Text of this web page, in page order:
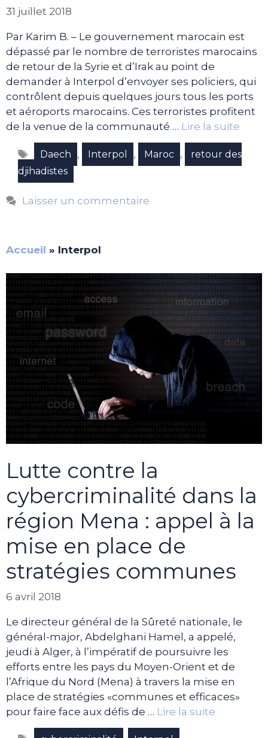
31 juillet 2018
Par Karim B. – Le gouvernement marocain est
dépassé par le nombre de terroristes marocains
de retour de la Syrie et d’Irak au point de
demander à Interpol d’envoyer ses policiers, qui
contrôlent depuis quelques jours tous les ports
et aéroports marocains. Ces terroristes profitent
de la venue de la communauté … Lire la suite
Étiquettes
Daech , Interpol , Maroc ,
retour des
djihadistes
Laisser un commentaire
Accueil » Interpol
Lutte contre la
cybercriminalité dans la
région Mena : appel à la
mise en place de
stratégies communes
6 avril 2018
Le directeur général de la Sûreté nationale, le
général-major, Abdelghani Hamel, a appelé,
jeudi à Alger, à l’impératif de poursuivre les
efforts entre les pays du Moyen-Orient et de
l’Afrique du Nord (Mena) à travers la mise en
place de stratégies «communes et efficaces»
pour faire face aux défis de … Lire la suite